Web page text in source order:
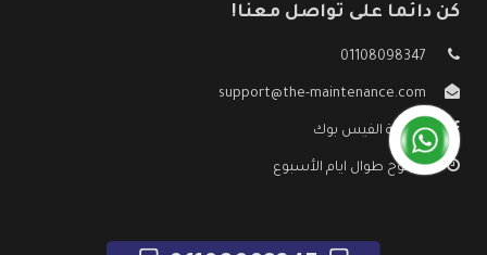
كن دائما على تواصل معنا!
01108098347
support@the-maintenance.com
صفحة الفيس بوك
مفتوح طوال ايام الأسبوع